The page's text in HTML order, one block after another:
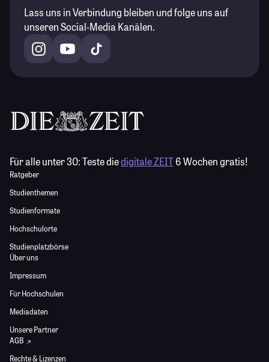
Lass uns in Verbindung bleiben und folge uns auf
unseren Social-Media Kanälen.
Für alle unter 30:Teste diedigitale ZEIT6 Wochen gratis!
Ratgeber
Studienthemen
Studienformate
Hochschulorte
Studienplatzbörse
Über uns
Impressum
Für Hochschulen
Mediadaten
Unsere Partner
AGB
Rechte & Lizenzen